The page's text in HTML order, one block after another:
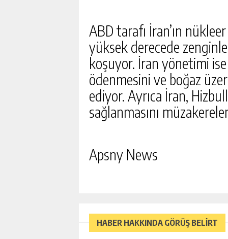
ABD tarafı İran’ın
yüksek derecede
koşuyor. İran yönetimi ise
ödenmesini ve boğaz
ediyor. Ayrıca İran,
sağlanmasını
Apsny News
HABER HAKKINDA GÖRÜŞ BELİRT